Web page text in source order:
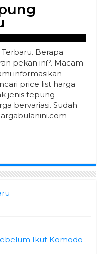
Berapa
pekan ini?. Macam
informasikan
price list harga
jenis tepung
bervariasi. Sudah
Ikut Komodo